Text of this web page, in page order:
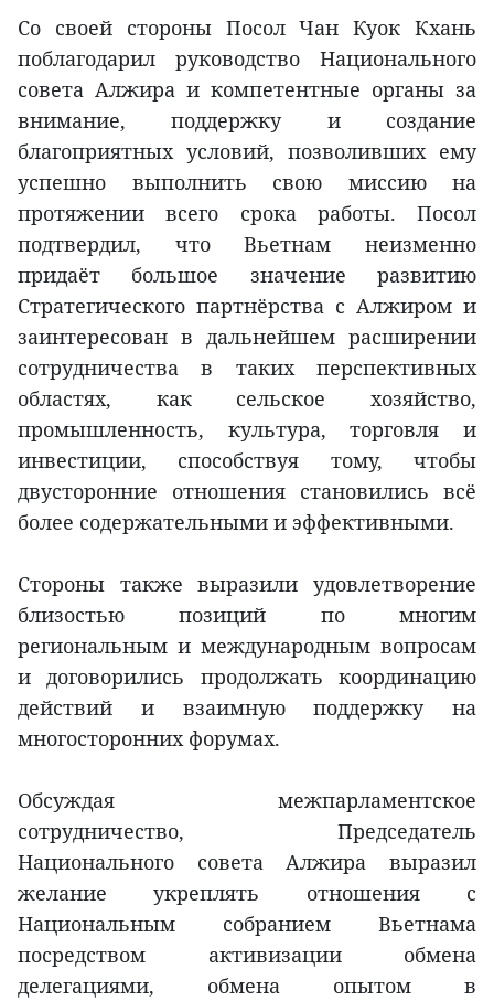
Со своей стороны Посол Чан Куок Кхань
поблагодарил руководство Национального
совета Алжира и компетентные органы за
внимание, поддержку и создание
благоприятных условий, позволивших ему
успешно выполнить свою миссию на
протяжении всего срока работы. Посол
подтвердил, что Вьетнам неизменно
придаёт большое значение развитию
Стратегического партнёрства с Алжиром и
заинтересован в дальнейшем расширении
сотрудничества в таких перспективных
областях, как сельское хозяйство,
промышленность, культура, торговля и
инвестиции, способствуя тому, чтобы
двусторонние отношения становились всё
более содержательными и эффективными.
Стороны также выразили удовлетворение
близостью позиций по многим
региональным и международным вопросам
и договорились продолжать координацию
действий и взаимную поддержку на
многосторонних форумах.
Обсуждая межпарламентское
сотрудничество, Председатель
Национального совета Алжира выразил
желание укреплять отношения с
Национальным собранием Вьетнама
посредством активизации обмена
делегациями, обмена опытом в